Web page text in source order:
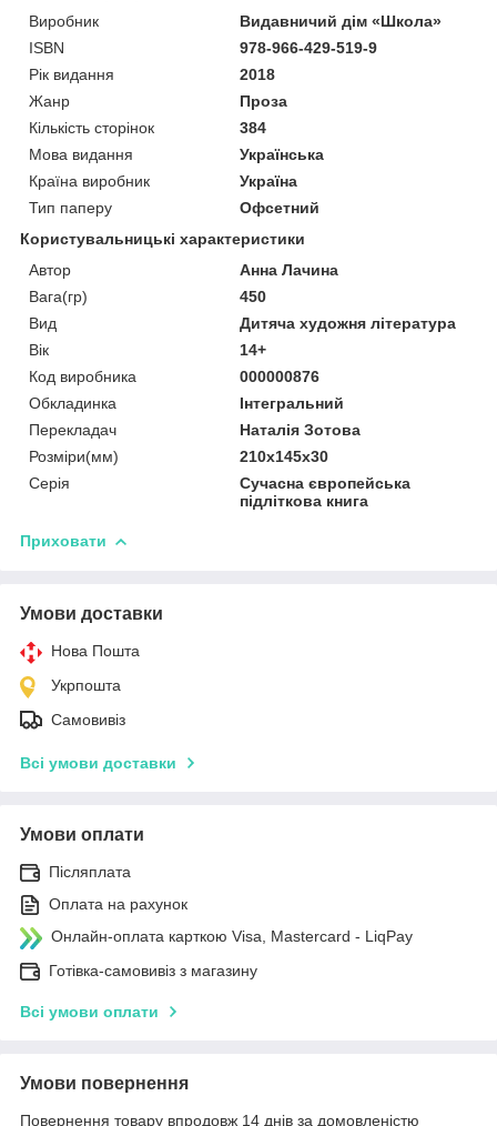
Виробник
Видавничий дім «Школа»
ISBN
978-966-429-519-9
Рік видання
2018
Жанр
Проза
Кількість сторінок
384
Мова видання
Українська
Країна виробник
Україна
Тип паперу
Офсетний
Користувальницькі характеристики
Автор
Анна Лачина
Вага(гр)
450
Вид
Дитяча художня література
Вік
14+
Код виробника
000000876
Обкладинка
Інтегральний
Перекладач
Наталія Зотова
Розміри(мм)
210х145х30
Серія
Сучасна європейська
підліткова книга
Приховати
Умови доставки
Нова Пошта
Укрпошта
Самовивіз
Всі умови доставки
Умови оплати
Післяплата
Оплата на рахунок
Онлайн-оплата карткою Visa, Mastercard - LiqPay
Готівка-самовивіз з магазину
Всі умови оплати
Умови повернення
Повернення товару впродовж 14 днів за домовленістю